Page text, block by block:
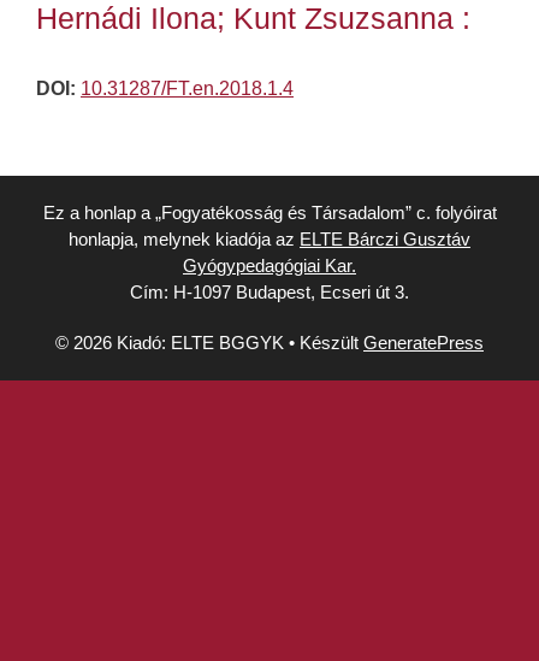
Hernádi Ilona; Kunt Zsuzsanna :
DOI: 10.31287/FT.en.2018.1.4
Ez a honlap a „Fogyatékosság és Társadalom” c. folyóirat
honlapja, melynek kiadója az ELTE Bárczi Gusztáv
Gyógypedagógiai Kar.
Cím: H-1097 Budapest, Ecseri út 3.
© 2026 Kiadó: ELTE BGGYK • Készült GeneratePress